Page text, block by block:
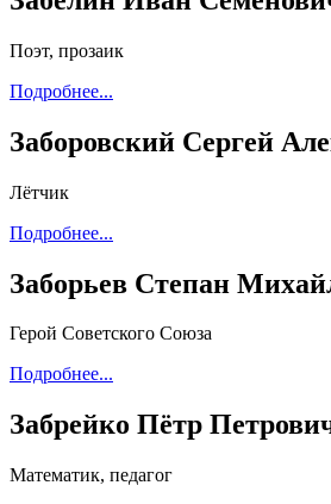
Поэт, прозаик
Подробнее...
Заборовский Сергей
Лётчик
Подробнее...
Заборьев Степан
Герой Советского Союза
Подробнее...
Забрейко Пётр
Математик, педагог